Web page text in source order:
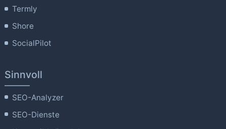
Termly
Shore
SocialPilot
Sinnvoll
SEO-Analyzer
SEO-Dienste